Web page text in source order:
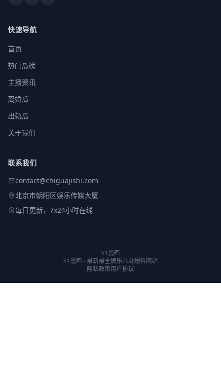
快速导航
首页
热门瓜榜
主播资讯
离婚瓜
出轨瓜
关于我们
联系我们
contact@chiguajishi.com
北京市朝阳区娱乐传媒大厦
每日更新，7x24小时在线
51漫画
51漫画 - 最新最全娱乐八卦爆料网站
隐私政策用户协议